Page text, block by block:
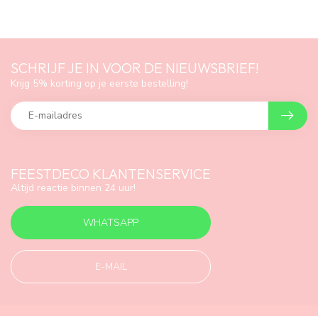
FEESTDECO KLANTENSERVICE
Altijd reactie binnen 24 uur!
WHATSAPP
E-MAIL
SCHRIJF JE IN VOOR DE NIEUWSBRIEF!
Krijg 5% korting op je eerste bestelling!